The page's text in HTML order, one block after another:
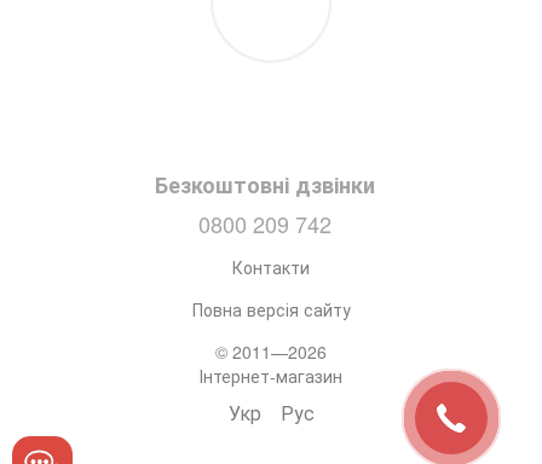
Безкоштовні дзвінки
0800 209 742
Контакти
Повна версія сайту
© 2011—2026
Інтернет-магазин
Укр Рус